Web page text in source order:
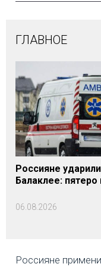
ГЛАВНОЕ
Россияне
Балаклее:
06.08.2026
Россияне